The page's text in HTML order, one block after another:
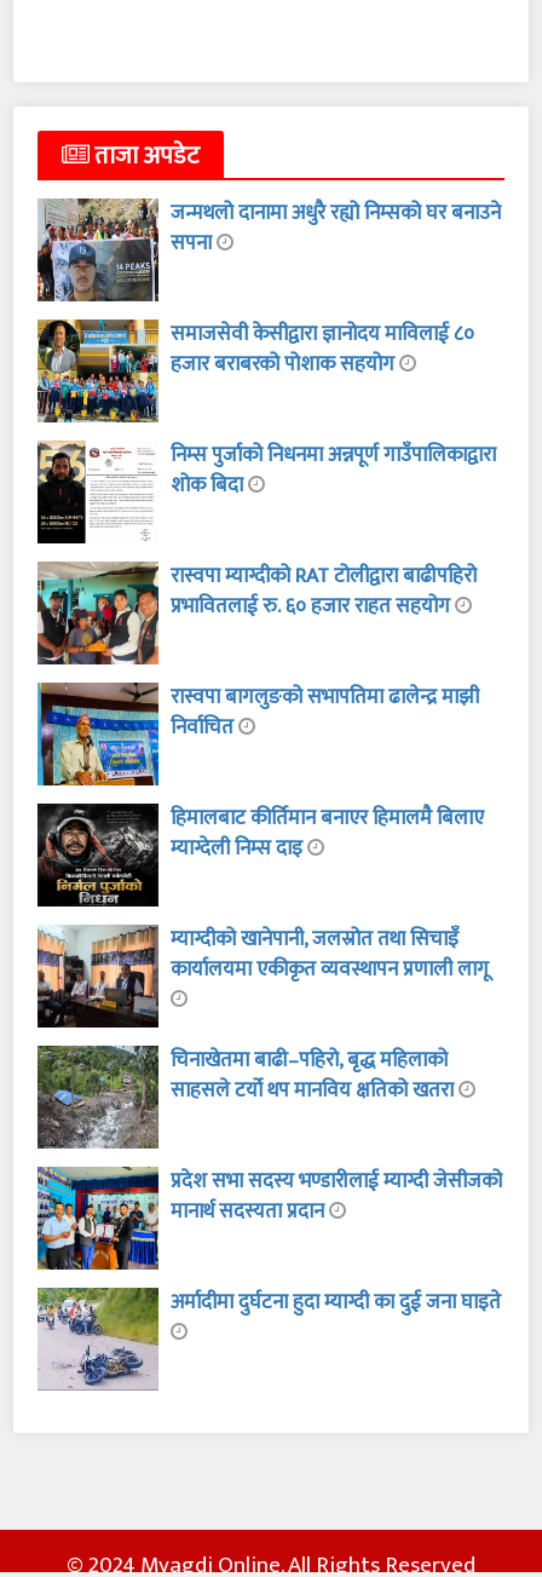
ताजा अपडेट
जन्मथलो दानामा अधुरै रह्यो निम्सको घर बनाउने
सपना
समाजसेवी केसीद्वारा ज्ञानोदय माविलाई ८०
हजार बराबरको पोशाक सहयोग
निम्स पुर्जाको निधनमा अन्नपूर्ण गाउँपालिकाद्वारा
शोक बिदा
रास्वपा म्याग्दीको RAT टोलीद्वारा बाढीपहिरो
प्रभावितलाई रु. ६० हजार राहत सहयोग
रास्वपा बागलुङको सभापतिमा ढालेन्द्र माझी
निर्वाचित
हिमालबाट कीर्तिमान बनाएर हिमालमै बिलाए
म्याग्देली निम्स दाइ
म्याग्दीको खानेपानी, जलस्रोत तथा सिचाइँ
कार्यालयमा एकीकृत व्यवस्थापन प्रणाली लागू
चिनाखेतमा बाढी–पहिरो, बृद्ध महिलाको
साहसले टर्यो थप मानविय क्षतिको खतरा
प्रदेश सभा सदस्य भण्डारीलाई म्याग्दी जेसीजको
मानार्थ सदस्यता प्रदान
अर्मादीमा दुर्घटना हुदा म्याग्दी का दुई जना घाइते
© 2024 Myagdi Online. All Rights Reserved